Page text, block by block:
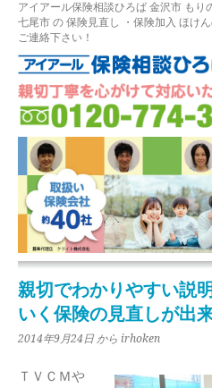
アイアール保険相談ひろば 金沢市 もり
七尾市 の 保険見直し ・保険加入 ほけ
ご連絡下さい！
親切でわかりやすい説
いく保険の見直しが出
2014年9月24日 から irhoken
ＴＶＣＭや